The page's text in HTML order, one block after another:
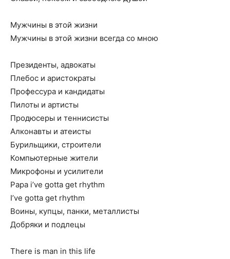
Мужчины в этой жизни
Мужчины в этой жизни всегда со мною
Президенты, адвокаты
Плебос и аристократы
Профессура и кандидаты
Пилоты и артисты
Продюсеры и теннисисты
Алконавты и атеисты
Бурильщики, строители
Компьютерные жители
Микрофоны и усилители
Papa i’ve gotta get rhythm
I’ve gotta get rhythm
Воины, купцы, панки, металлисты
Добряки и подлецы
There is man in this life